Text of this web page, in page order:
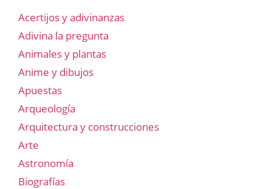
Acertijos y adivinanzas
Adivina la pregunta
Animales y plantas
Anime y dibujos
Apuestas
Arqueología
Arquitectura y construcciones
Arte
Astronomía
Biografías